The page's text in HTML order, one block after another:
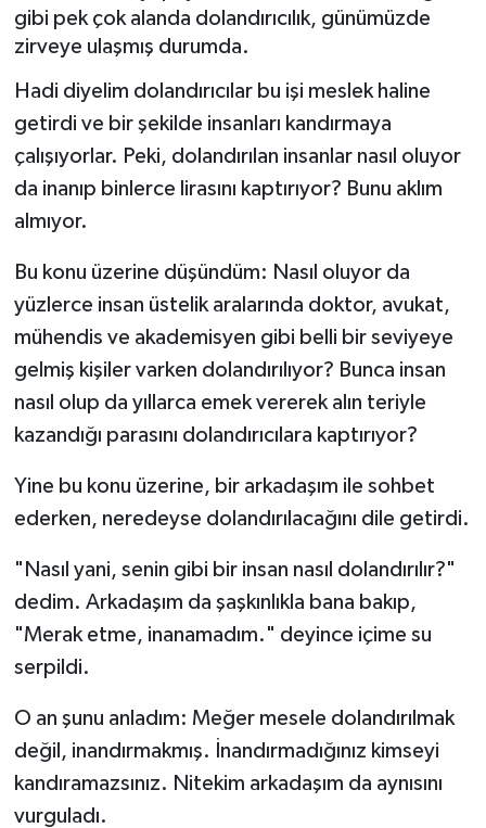
gibi pek çok alanda dolandırıcılık, günümüzde
zirveye ulaşmış durumda.
Hadi diyelim dolandırıcılar bu işi meslek haline
getirdi ve bir şekilde insanları kandırmaya
çalışıyorlar. Peki, dolandırılan insanlar nasıl oluyor
da inanıp binlerce lirasını kaptırıyor? Bunu aklım
almıyor.
Bu konu üzerine düşündüm: Nasıl oluyor da
yüzlerce insan üstelik aralarında doktor, avukat,
mühendis ve akademisyen gibi belli bir seviyeye
gelmiş kişiler varken dolandırılıyor? Bunca insan
nasıl olup da yıllarca emek vererek alın teriyle
kazandığı parasını dolandırıcılara kaptırıyor?
Yine bu konu üzerine, bir arkadaşım ile sohbet
ederken, neredeyse dolandırılacağını dile getirdi.
"Nasıl yani, senin gibi bir insan nasıl dolandırılır?"
dedim. Arkadaşım da şaşkınlıkla bana bakıp,
"Merak etme, inanamadım." deyince içime su
serpildi.
O an şunu anladım: Meğer mesele dolandırılmak
değil, inandırmakmış. İnandırmadığınız kimseyi
kandıramazsınız. Nitekim arkadaşım da aynısını
vurguladı.